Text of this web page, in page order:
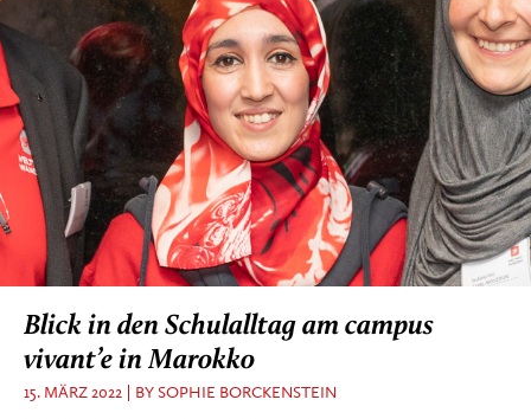
Blick in den Schulalltag am campus
vivant’e in Marokko
15. MÄRZ 2022 BY SOPHIE BORCKENSTEIN